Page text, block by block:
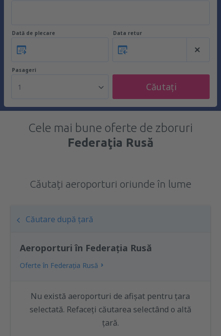
Dată de plecare Data retur
Pasageri
1 Căutați
Cele mai bune oferte de zboruri
Federaţia Rusă
Căutați aeroporturi oriunde în lume
Căutare după țară
Aeroporturi în Federaţia Rusă
Oferte în Federaţia Rusă
Nu există aeroporturi de afișat pentru țara
selectată. Refaceți căutarea selectând o altă
țară.